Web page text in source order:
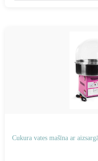
Cukura vates mašīna ar